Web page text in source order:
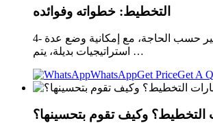
التخطيط: خطواته وفوائده
4- المرونة: إنّ الخطة المحكمة والثابتة قد لا تكون مجدية في عصرٍ مليء بالمستجدات والمتغيرات، لذا لابدّ أن تكون الخطط الموضوعة مواكبة لكل جديد وقابلة للتغيير حسب الحاجة، مع إمكانية وضع عدة
استراتيجيات بديلة، يتم …
WhatsAppGet PriceGet A
التخطيط؟ وكيف تقوم بتحسينها؟